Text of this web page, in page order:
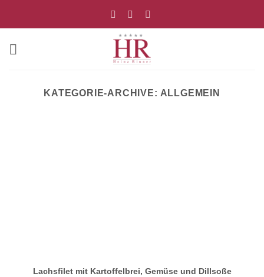
KATEGORIE-ARCHIVE: ALLGEMEIN
Lachsfilet mit Kartoffelbrei, Gemüse und Dillsoße